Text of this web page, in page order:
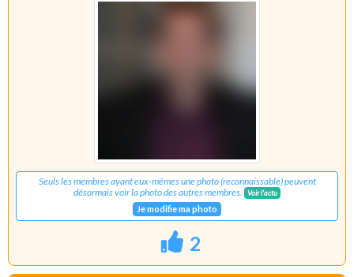
Seuls les membres ayant eux-mêmes une photo (reconnaissable) peuvent
désormais voir la photo des autres membres.
Voir l'actu
Je modifie ma photo
2